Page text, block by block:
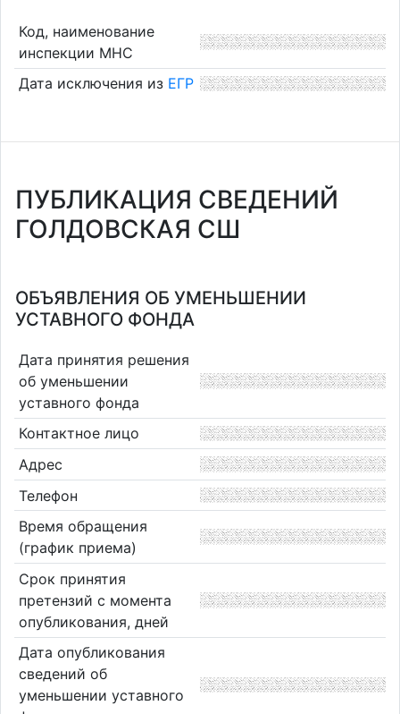
Код, наименование
инспекции МНС
Дата исключения из ЕГР
ПУБЛИКАЦИЯ СВЕДЕНИЙ
ГОЛДОВСКАЯ СШ
ОБЪЯВЛЕНИЯ ОБ УМЕНЬШЕНИИ
УСТАВНОГО ФОНДА
Дата принятия решения
об уменьшении
уставного фонда
Контактное лицо
Адрес
Телефон
Время обращения
(график приема)
Срок принятия
претензий с момента
опубликования, дней
Дата опубликования
сведений об
уменьшении уставного